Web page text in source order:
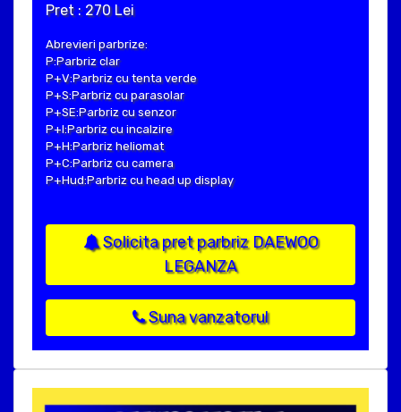
Pret : 270 Lei
Abrevieri parbrize:
P:Parbriz clar
P+V:Parbriz cu tenta verde
P+S:Parbriz cu parasolar
P+SE:Parbriz cu senzor
P+I:Parbriz cu incalzire
P+H:Parbriz heliomat
P+C:Parbriz cu camera
P+Hud:Parbriz cu head up display
Solicita pret parbriz DAEWOO
LEGANZA
Suna vanzatorul